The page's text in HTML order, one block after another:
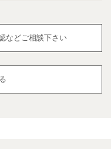
などご相談下さい